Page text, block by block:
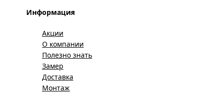
Информация
Акции
О компании
Полезно знать
Замер
Доставка
Монтаж